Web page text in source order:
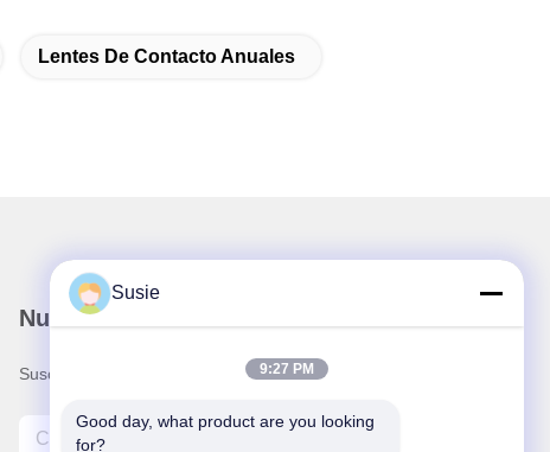
Lentes De Contacto Anuales
Nuestro boletín
Suscríbete a nuestro boletín para obtener descuentos y más.
Susie
9:27 PM
Good day, what product are you looking
for?